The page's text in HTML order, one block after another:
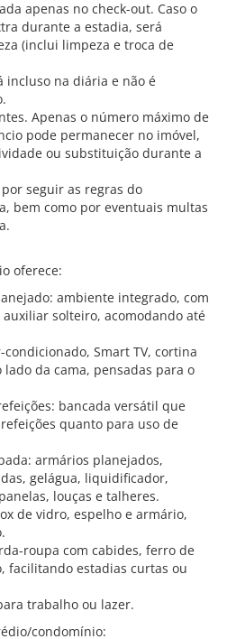
apenas no check-out. Caso o
durante a estadia, será
(inclui limpeza e troca de
incluso na diária e não é
Apenas o número máximo de
pode permanecer no imóvel,
ou substituição durante a
seguir as regras do
bem como por eventuais multas
oferece:
ambiente integrado, com
solteiro, acomodando até
Smart TV, cortina
da cama, pensadas para o
bancada versátil que
quanto para uso de
armários planejados,
gelágua, liquidificador,
louças e talheres.
de vidro, espelho e armário,
roupa com cabides, ferro de
facilitando estadias curtas ou
trabalho ou lazer.
condomínio: